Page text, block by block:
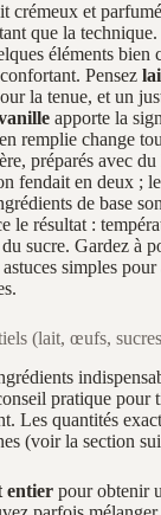
crémeux et
que la
éléments bien
Pensez
la tenue, et un
apporte la
remplie change
préparés avec
fendait en deux ;
de base
le résultat :
sucre. Gardez à
simples pour
(lait, œufs,
pratique pour
Les quantités
(voir la section
entier pour obtenir